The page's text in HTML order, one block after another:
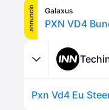
annuncio Galaxus
PXN VD4
Pxn Vd4 Eu